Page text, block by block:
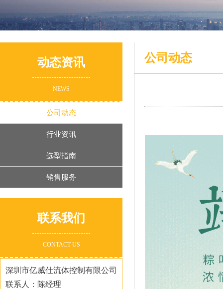
动态资讯
NEWS
公司动态
行业资讯
选型指南
销售服务
联系我们
CONTACT US
深圳市亿威仕流体控制有限公司
联系人：陈经理
公司动态